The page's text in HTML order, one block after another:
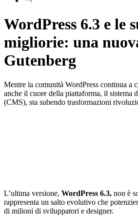
WordPress 6.3 e le
migliorie: una
Gutenberg
Mentre la comunità WordPress continua a
anche il cuore della piattaforma, il sistema
(CMS), sta subendo trasformazioni
L’ultima versione, WordPress 6.3, non è
rappresenta un salto evolutivo che
di milioni di sviluppatori e designer.